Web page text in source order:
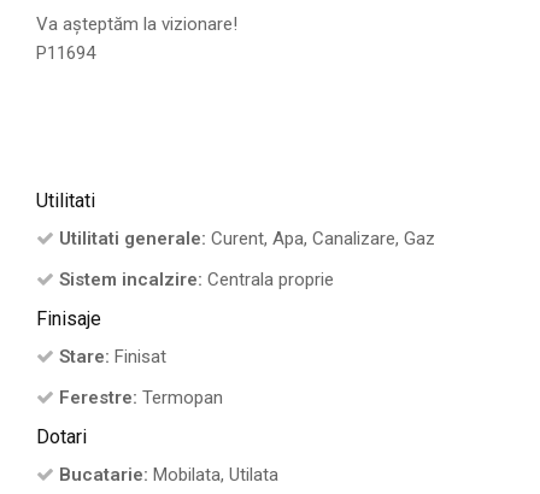
Va așteptăm la vizionare!
P11694
Utilitati
Utilitati generale: Curent, Apa, Canalizare, Gaz
Sistem incalzire: Centrala proprie
Finisaje
Stare: Finisat
Ferestre: Termopan
Dotari
Bucatarie: Mobilata, Utilata